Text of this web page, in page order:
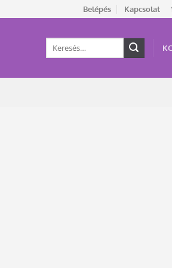
Belépés Kapcsolat
Keresés